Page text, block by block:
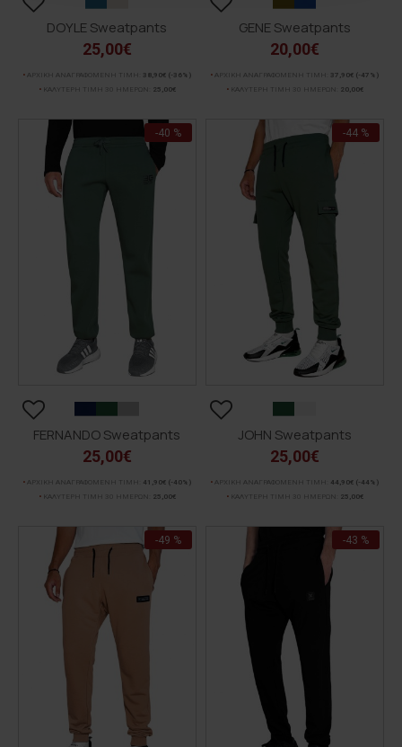
DOYLE Sweatpants
25,00€
ΑΡΧΙΚΗ ΑΝΑΓΡΑΦΟΜΕΝΗ ΤΙΜΗ: 38,90€ (-36%)
ΚΑΛΥΤΕΡΗ ΤΙΜΗ 30 ΗΜΕΡΩΝ:
25,00€
GENE Sweatpants
20,00€
ΑΡΧΙΚΗ ΑΝΑΓΡΑΦΟΜΕΝΗ ΤΙΜΗ: 37,90€ (-47%)
ΚΑΛΥΤΕΡΗ ΤΙΜΗ 30 ΗΜΕΡΩΝ:
20,00€
-40 %
FERNANDO Sweatpants
25,00€
ΑΡΧΙΚΗ ΑΝΑΓΡΑΦΟΜΕΝΗ ΤΙΜΗ: 41,90€ (-40%)
ΚΑΛΥΤΕΡΗ ΤΙΜΗ 30 ΗΜΕΡΩΝ:
25,00€
-44 %
JOHN Sweatpants
25,00€
ΑΡΧΙΚΗ ΑΝΑΓΡΑΦΟΜΕΝΗ ΤΙΜΗ: 44,90€ (-44%)
ΚΑΛΥΤΕΡΗ ΤΙΜΗ 30 ΗΜΕΡΩΝ:
25,00€
-49 % -43 %